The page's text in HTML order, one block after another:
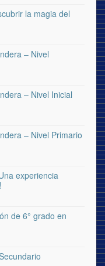
la magia del
– Nivel
– Nivel Inicial
– Nivel Primario
experiencia
de 6° grado en